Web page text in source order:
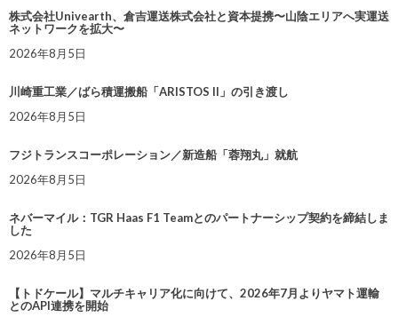
株式会社Univearth、倉吉運送株式会社と資本提携〜山陰エリアへ実運送
ネットワークを拡大〜
2026年8月5日
川崎重工業／ばら積運搬船「ARISTOS II」の引き渡し
2026年8月5日
フジトランスコーポレーション／新造船「蓉翔丸」就航
2026年8月5日
ネバーマイル：TGR Haas F1 Teamとのパートナーシップ契約を締結しま
した
2026年8月5日
【トドケール】マルチキャリア化に向けて、2026年7月よりヤマト運輸
とのAPI連携を開始